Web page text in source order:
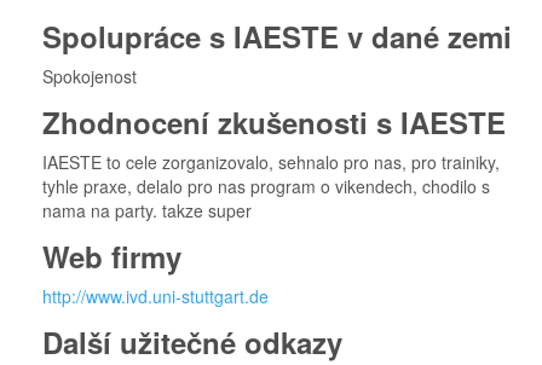
Spolupráce s IAESTE v dané zemi
Spokojenost
Zhodnocení zkušenosti s IAESTE
IAESTE to cele zorganizovalo, sehnalo pro nas, pro trainiky,
tyhle praxe, delalo pro nas program o vikendech, chodilo s
nama na party. takze super
Web firmy
http://www.ivd.uni-stuttgart.de
Další užitečné odkazy